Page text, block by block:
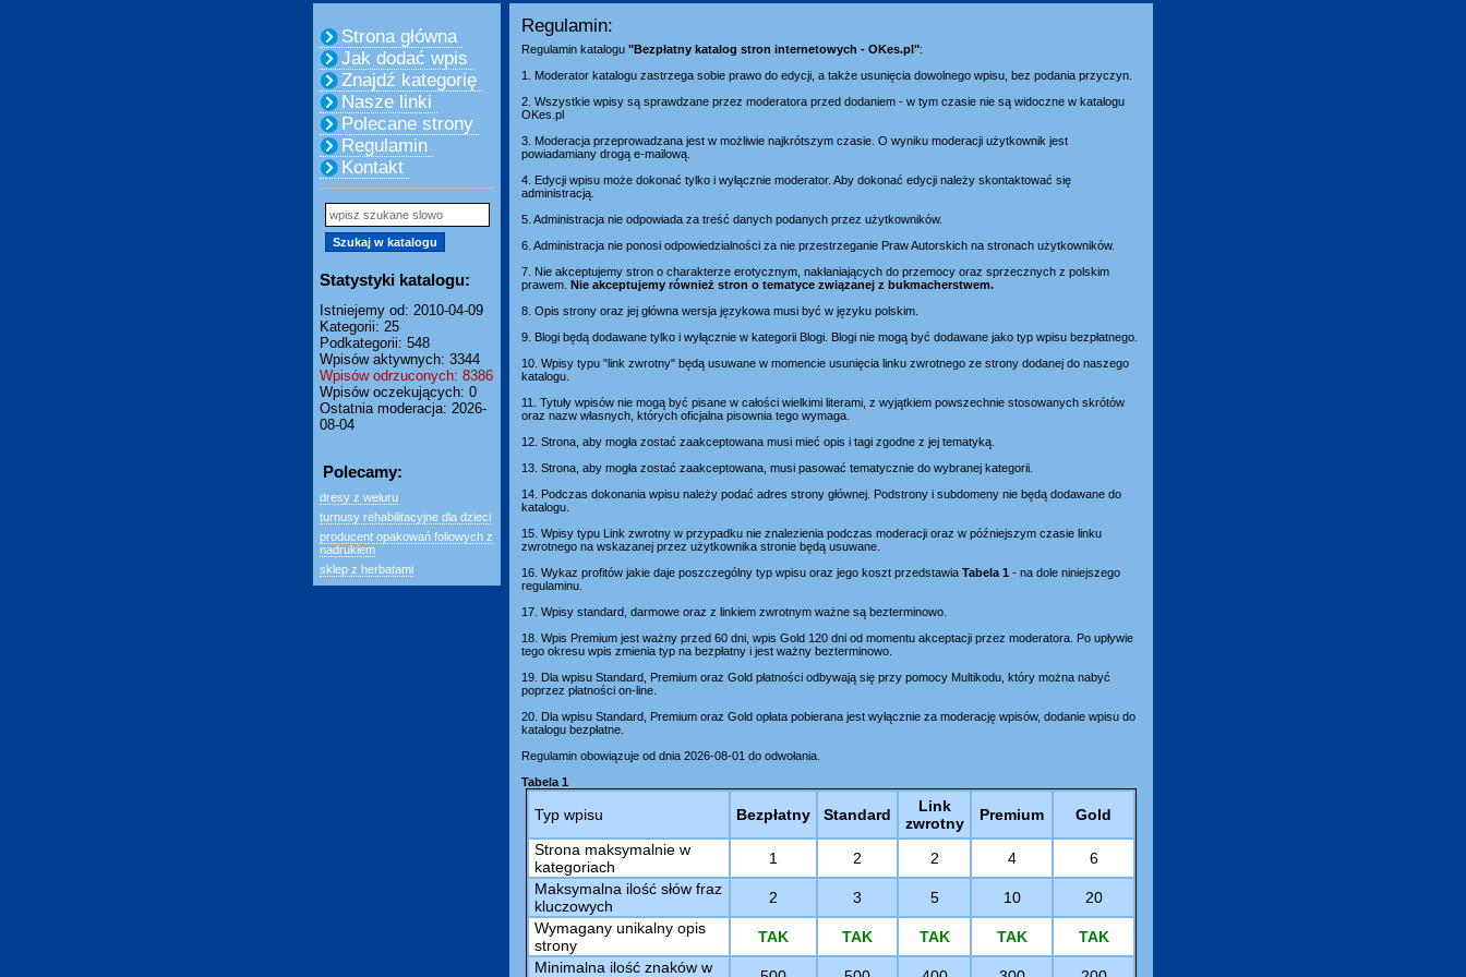
Strona główna
Jak dodać wpis
Znajdź kategorię
Nasze linki
Polecane strony
Regulamin
Kontakt
Statystyki katalogu:
Istniejemy od: 2010-04-09
Kategorii: 25
Podkategorii: 548
Wpisów aktywnych: 3344
Wpisów odrzuconych: 8386
Wpisów oczekujących: 0
Ostatnia moderacja: 2026-
08-04
Polecamy:
dresy z weluru
turnusy rehabilitacyjne dla dzieci
producent opakowań foliowych z
nadrukiem
sklep z herbatami
Regulamin:
Regulamin katalogu "Bezpłatny katalog stron internetowych - OKes.pl":
1. Moderator katalogu zastrzega sobie prawo do edycji, a także usunięcia dowolnego wpisu, bez podania przyczyn.
2. Wszystkie wpisy są sprawdzane przez moderatora przed dodaniem - w tym czasie nie są widoczne w katalogu
OKes.pl
3. Moderacja przeprowadzana jest w możliwie najkrótszym czasie. O wyniku moderacji użytkownik jest
powiadamiany drogą e-mailową.
4. Edycji wpisu może dokonać tylko i wyłącznie moderator. Aby dokonać edycji należy skontaktować się
administracją.
5. Administracja nie odpowiada za treść danych podanych przez użytkowników.
6. Administracja nie ponosi odpowiedzialności za nie przestrzeganie Praw Autorskich na stronach użytkowników.
7. Nie akceptujemy stron o charakterze erotycznym, nakłaniających do przemocy oraz sprzecznych z polskim
prawem. Nie akceptujemy również stron o tematyce związanej z bukmacherstwem.
8. Opis strony oraz jej główna wersja językowa musi być w języku polskim.
9. Blogi będą dodawane tylko i wyłącznie w kategorii Blogi. Blogi nie mogą być dodawane jako typ wpisu bezpłatnego.
10. Wpisy typu "link zwrotny" będą usuwane w momencie usunięcia linku zwrotnego ze strony dodanej do naszego
katalogu.
11. Tytuły wpisów nie mogą być pisane w całości wielkimi literami, z wyjątkiem powszechnie stosowanych skrótów
oraz nazw własnych, których oficjalna pisownia tego wymaga.
12. Strona, aby mogła zostać zaakceptowana musi mieć opis i tagi zgodne z jej tematyką.
13. Strona, aby mogła zostać zaakceptowana, musi pasować tematycznie do wybranej kategorii.
14. Podczas dokonania wpisu należy podać adres strony głównej. Podstrony i subdomeny nie będą dodawane do
katalogu.
15. Wpisy typu Link zwrotny w przypadku nie znalezienia podczas moderacji oraz w późniejszym czasie linku
zwrotnego na wskazanej przez użytkownika stronie będą usuwane.
16. Wykaz profitów jakie daje poszczególny typ wpisu oraz jego koszt przedstawia Tabela 1 - na dole niniejszego
regulaminu.
17. Wpisy standard, darmowe oraz z linkiem zwrotnym ważne są bezterminowo.
18. Wpis Premium jest ważny przed 60 dni, wpis Gold 120 dni od momentu akceptacji przez moderatora. Po upływie
tego okresu wpis zmienia typ na bezpłatny i jest ważny bezterminowo.
19. Dla wpisu Standard, Premium oraz Gold płatności odbywają się przy pomocy Multikodu, który można nabyć
poprzez płatności on-line.
20. Dla wpisu Standard, Premium oraz Gold opłata pobierana jest wyłącznie za moderację wpisów, dodanie wpisu do
katalogu bezpłatne.
Regulamin obowiązuje od dnia 2026-08-01 do odwołania.
Tabela 1
Typ wpisu Bezpłatny Standard
Link
zwrotny
Premium
Gold
Strona maksymalnie w
kategoriach
1 2 2 4
6
Maksymalna ilość słów fraz
kluczowych
2 3 5 10
20
Wymagany unikalny opis
strony
TAK TAK TAK TAK
TAK
Minimalna ilość znaków w